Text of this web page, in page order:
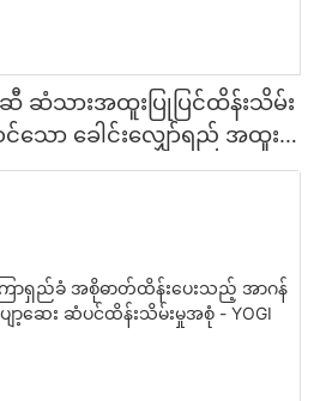
ဆံသားအထူးပြုပြင်ထိန်းသိမ်း
ော ခေါင်းလျှော်ရည် အထူး